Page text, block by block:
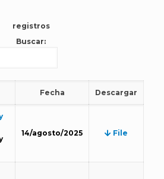
registros
Buscar:
Fecha Descargar
14/agosto/2025 File